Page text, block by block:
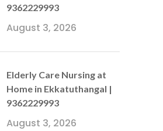
9362229993
August 3, 2026
Elderly Care Nursing at
Home in Ekkatuthangal |
9362229993
August 3, 2026